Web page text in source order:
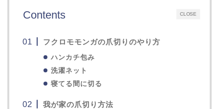
CLOSE
Contents
フクロモモンガの爪切りのやり方
ハンカチ包み
洗濯ネット
寝てる間に切る
我が家の爪切り方法